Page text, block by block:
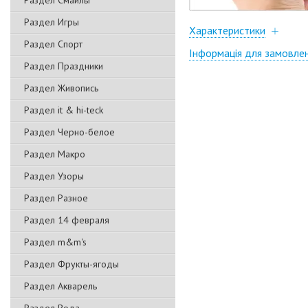
Раздел Игры
Раздел Спорт
Раздел Праздники
Раздел Живопись
Раздел it & hi-teck
Раздел Черно-белое
Раздел Макро
Раздел Узоры
Раздел Разное
Раздел 14 февраля
Раздел m&m's
Раздел Фрукты-ягоды
Раздел Акварель
Характеристики
Інформація для